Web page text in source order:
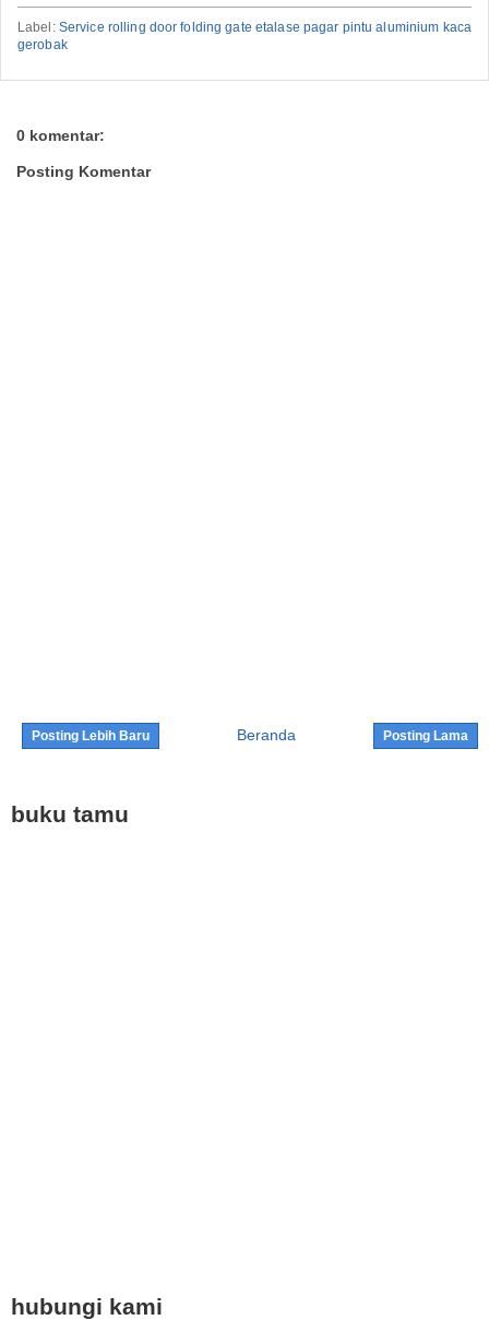
Label: Service rolling door folding gate etalase pagar pintu aluminium kaca
gerobak
0 komentar:
Posting Komentar
Posting Lebih Baru Posting Lama
Beranda
buku tamu
hubungi kami